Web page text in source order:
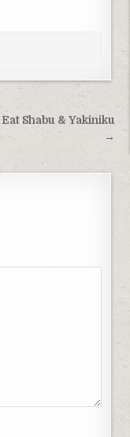
Shabu & Yakiniku
→